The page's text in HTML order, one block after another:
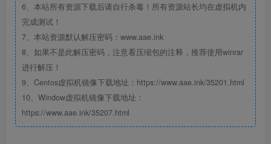
6、本站所有资源下载后请自行杀毒！所有资源站长均在虚拟机内
完成测试！
7、本站资源默认解压密码：www.aae.ink
8、如果不是此解压密码，注意看压缩包的注释，推荐使用winrar
进行解压！
9、Centos虚拟机镜像下载地址：https://www.aae.ink/35201.html
10、Window虚拟机镜像下载地址：
https://www.aae.ink/35207.html